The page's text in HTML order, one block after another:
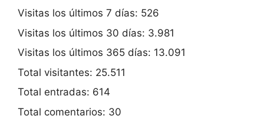
Visitas los últimos 7 días: 526
Visitas los últimos 30 días: 3.981
Visitas los últimos 365 días: 13.091
Total visitantes: 25.511
Total entradas: 614
Total comentarios: 30